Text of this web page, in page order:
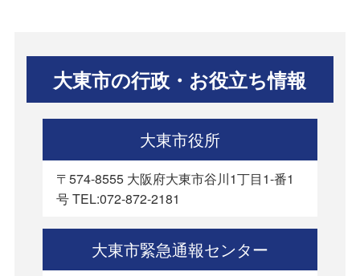
大東市の行政・お役立ち情報
大東市役所
〒574-8555 大阪府大東市谷川1丁目1-番1
号 TEL:072-872-2181
大東市緊急通報センター